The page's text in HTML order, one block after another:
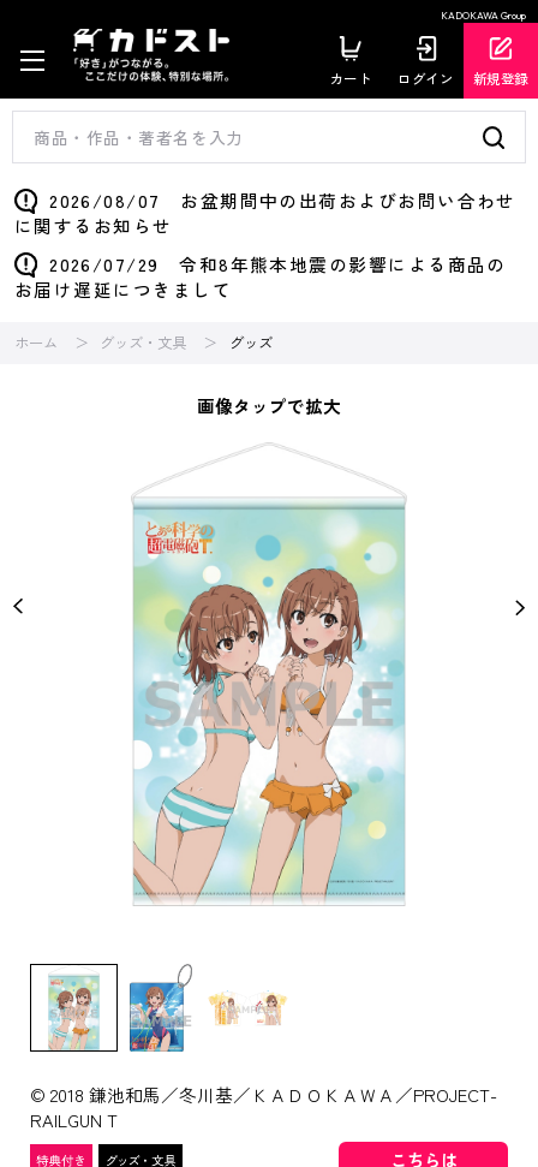
KADOKAWA Group
カート ログイン 新規登録
2026/08/07 お盆期間中の出荷およびお問い合わせ
に関するお知らせ
2026/07/29 令和8年熊本地震の影響による商品の
お届け遅延につきまして
ホーム グッズ・文具 グッズ
画像タップで拡大
© 2018 鎌池和馬／冬川基／ＫＡＤＯＫＡＷＡ／PROJECT-
RAILGUN T
こちらは